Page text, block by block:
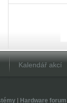
Kalendář akcí
| Hardware forum